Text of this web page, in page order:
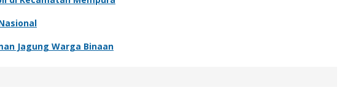
Jagung Warga Binaan